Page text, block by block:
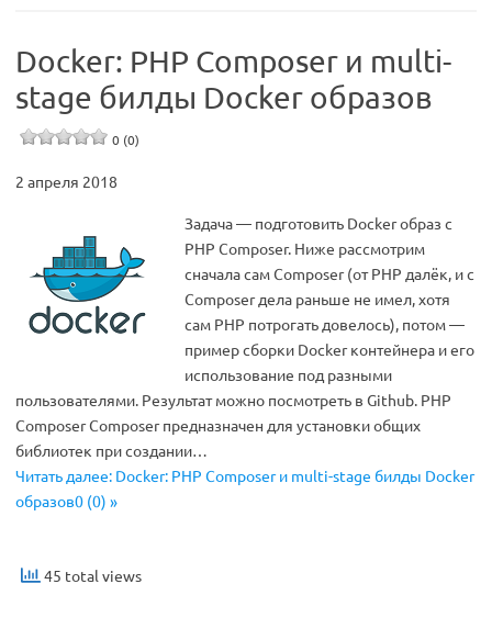
Docker: PHP Composer и multi-
stage билды Docker образов
0 (0)
2 апреля 2018
Задача — подготовить Docker образ с
PHP Composer. Ниже рассмотрим
сначала сам Composer (от PHP далёк, и с
Composer дела раньше не имел, хотя
сам PHP потрогать довелось), потом —
пример сборки Docker контейнера и его
использование под разными
пользователями. Результат можно посмотреть в Github. PHP
Composer Composer предназначен для установки общих
библиотек при создании…
Читать далее: Docker: PHP Composer и multi-stage билды Docker
образов0 (0) »
45 total views